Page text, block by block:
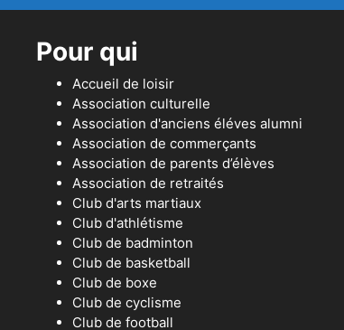
Pour qui
Accueil de loisir
Association culturelle
Association d'anciens éléves alumni
Association de commerçants
Association de parents d’élèves
Association de retraités
Club d'arts martiaux
Club d'athlétisme
Club de badminton
Club de basketball
Club de boxe
Club de cyclisme
Club de football